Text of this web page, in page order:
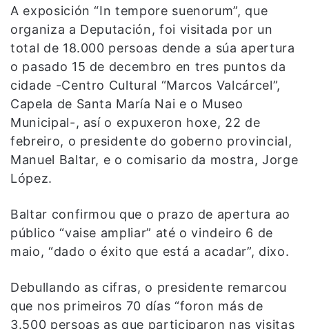
A exposición “In tempore suenorum”, que
organiza a Deputación, foi visitada por un
total de 18.000 persoas dende a súa apertura
o pasado 15 de decembro en tres puntos da
cidade -Centro Cultural “Marcos Valcárcel”,
Capela de Santa María Nai e o Museo
Municipal-, así o expuxeron hoxe, 22 de
febreiro, o presidente do goberno provincial,
Manuel Baltar, e o comisario da mostra, Jorge
López.
Baltar confirmou que o prazo de apertura ao
público “vaise ampliar” até o vindeiro 6 de
maio, “dado o éxito que está a acadar”, dixo.
Debullando as cifras, o presidente remarcou
que nos primeiros 70 días “foron más de
3.500 persoas as que participaron nas visitas